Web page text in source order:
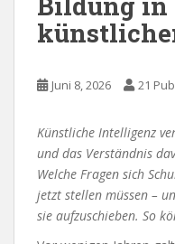
Juni 8, 2026 21
Künstliche Intelligenz
und das Verständnis
Welche Fragen sich
jetzt stellen müssen –
sie aufzuschieben. So